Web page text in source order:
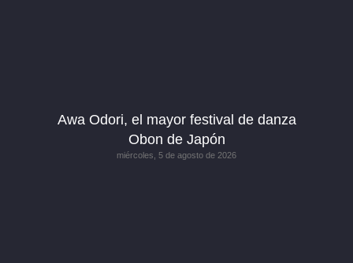
Awa Odori, el mayor festival de danza
Obon de Japón
miércoles, 5 de agosto de 2026